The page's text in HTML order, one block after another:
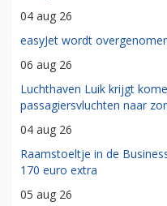
04 aug 26
easyJet wordt
06 aug 26
Luchthaven Luik krijgt
passagiersvluchten naar
04 aug 26
Raamstoeltje in de
170 euro extra
05 aug 26